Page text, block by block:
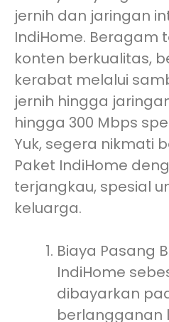
jernih dan jaringan
IndiHome. Beragam
konten berkualitas,
kerabat melalui
jernih hingga
hingga 300 Mbps
Yuk, segera nikmati
Paket IndiHome
terjangkau, spesial
keluarga.
Biaya Pasang
IndiHome
dibayarkan
berlangganan